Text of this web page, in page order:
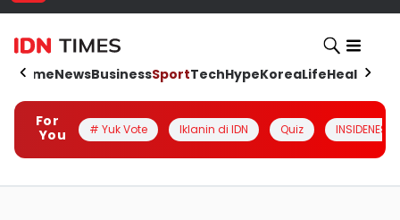
HomeNewsBusinessSportTechHypeKoreaLifeHealth
For
You
# Yuk Vote Iklanin di IDN Quiz INSIDENESIA